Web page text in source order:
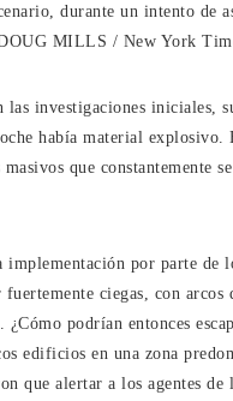
durante un intento de
MILLS / New York
investigaciones iniciales,
había material
que constantemente
por parte de
ciegas, con arcos
podrían entonces
edificios en una zona
que alertar a los agentes de